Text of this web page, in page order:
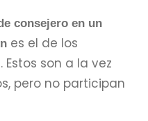
consejero en un
es el de los
son a la vez
pero no participan